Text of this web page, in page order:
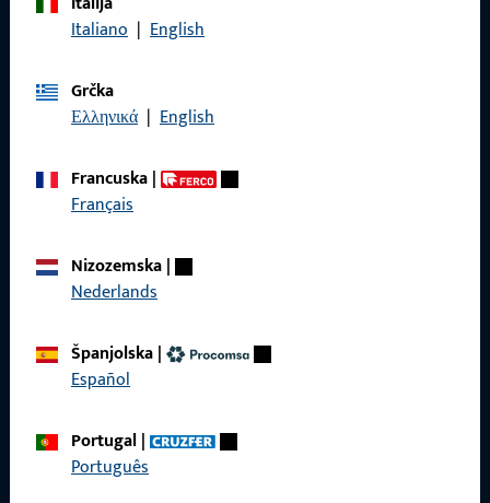
Italiano | English
Grčka
Ελληνικά | English
Francuska|
Français
Nizozemska|
Nederlands
Španjolska|
Español
Portugal|
Português
Općenito
Impressum
Opći uvjeti poslovanja
Proizvodi